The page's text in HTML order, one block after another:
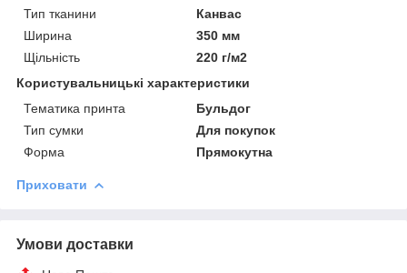
Тип тканини
Канвас
Ширина
350 мм
Щільність
220 г/м2
Користувальницькі характеристики
Тематика принта
Бульдог
Тип сумки
Для покупок
Форма
Прямокутна
Приховати
Умови доставки